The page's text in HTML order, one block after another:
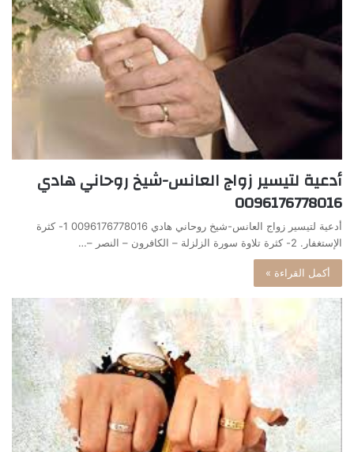
أدعية لتيسير زواج العانس-شيخ روحاني هادي
0096176778016
أدعية لتيسير زواج العانس-شيخ روحاني هادي 0096176778016 1- كثرة
الإستغفار. 2- كثرة تلاوة سورة الزلزلة – الكافرون – النصر –…
أكمل القراءة »